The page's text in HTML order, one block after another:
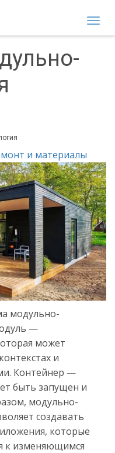
и материалы
модульно-
—
может
и
Контейнер —
быть запущен и
модульно-
создавать
которые
к изменяющимся